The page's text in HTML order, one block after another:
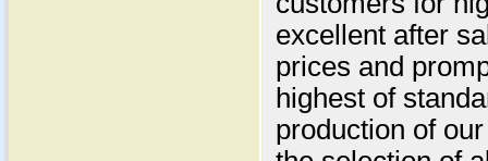
excellent after
prices and
highest of
production of